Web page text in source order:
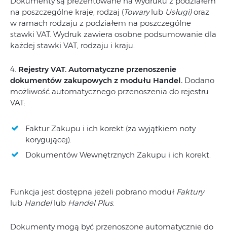
na poszczególne kraje, rodzaj (Towarylub Usługi)oraz
w ramach rodzaju z podziałem na poszczególne
stawki VAT. Wydruk zawiera osobne podsumowanie dla
każdej stawki VAT, rodzaju i kraju.
4. Rejestry VAT. Automatyczne przenoszenie
dokumentów zakupowych z modułu Handel. Dodano
możliwość automatycznego przenoszenia do rejestru
VAT:
Faktur Zakupu i ich korekt (za wyjątkiem noty
korygującej).
Dokumentów Wewnętrznych Zakupu i ich korekt.
Funkcja jest dostępna jeżeli pobrano moduł Faktury
lub Handellub Handel Plus.
Dokumenty mogą być przenoszone automatycznie do